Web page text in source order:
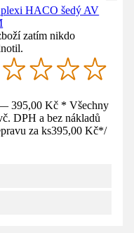
plexi HACO šedý AV
zatím nikdo
395,00 Kč * Všechny
DPH a bez nákladů
za ks395,00 Kč*/